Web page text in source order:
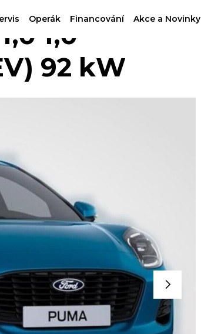
Operák Financování Akce a Novinky
1,0
92 kW